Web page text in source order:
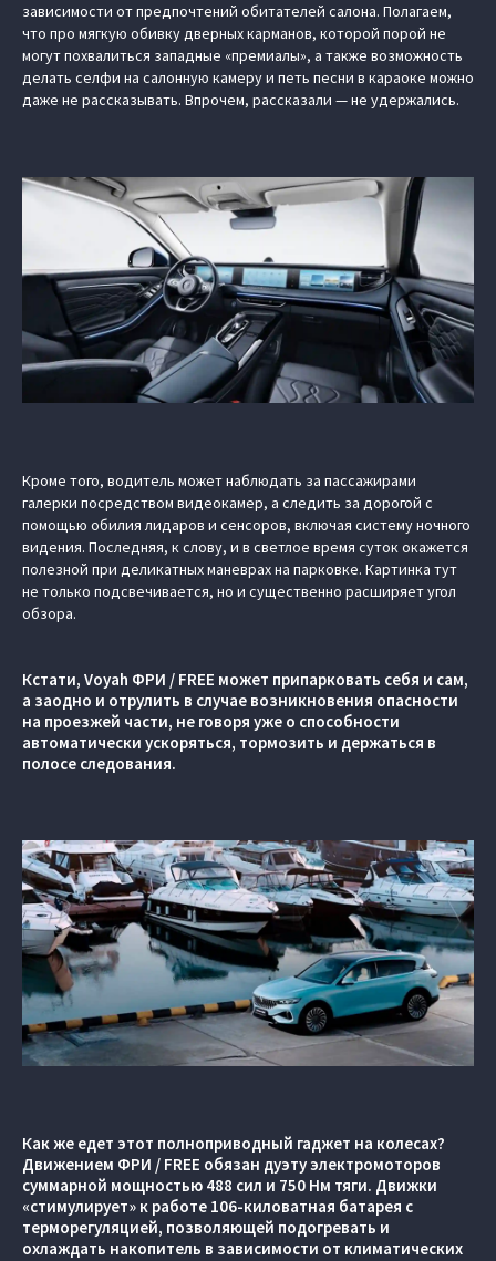
зависимости от предпочтений обитателей салона. Полагаем,
что про мягкую обивку дверных карманов, которой порой не
могут похвалиться западные «премиалы», а также возможность
делать селфи на салонную камеру и петь песни в караоке можно
даже не рассказывать. Впрочем, рассказали — не удержались.
Кроме того, водитель может наблюдать за пассажирами
галерки посредством видеокамер, а следить за дорогой с
помощью обилия лидаров и сенсоров, включая систему ночного
видения. Последняя, к слову, и в светлое время суток окажется
полезной при деликатных маневрах на парковке. Картинка тут
не только подсвечивается, но и существенно расширяет угол
обзора.
Кстати, Voyah ФРИ / FREE может припарковать себя и сам,
а заодно и отрулить в случае возникновения опасности
на проезжей части, не говоря уже о способности
автоматически ускоряться, тормозить и держаться в
полосе следования.
Как же едет этот полноприводный гаджет на колесах?
Движением ФРИ / FREE обязан дуэту электромоторов
суммарной мощностью 488 сил и 750 Нм тяги. Движки
«стимулирует» к работе 106-киловатная батарея с
терморегуляцией, позволяющей подогревать и
охлаждать накопитель в зависимости от климатических